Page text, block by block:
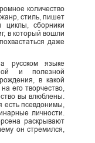
количество
стиль, пишет
сборники
в который вошли
даже
русском языке
и полезной
в какой
его творчество,
вы влюблены.
есть псевдонимы,
личности.
раскрывают
он стремился,